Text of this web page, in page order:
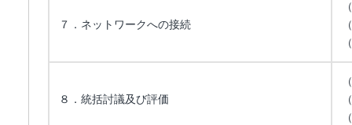
７．ネットワークへの接続
８．統括討議及び評価